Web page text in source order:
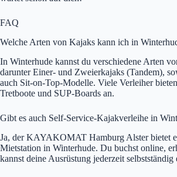
FAQ
Welche Arten von Kajaks kann ich in
In Winterhude kannst du verschiedene Arten
darunter Einer- und Zweierkajaks (Tandem),
auch Sit-on-Top-Modelle. Viele Verleiher
Tretboote und SUP-Boards an.
Gibt es auch Self-Service-Kajakverleihe in
Ja, der KAYAKOMAT Hamburg Alster bietet
Mietstation in Winterhude. Du buchst online,
kannst deine Ausrüstung jederzeit selbstständig